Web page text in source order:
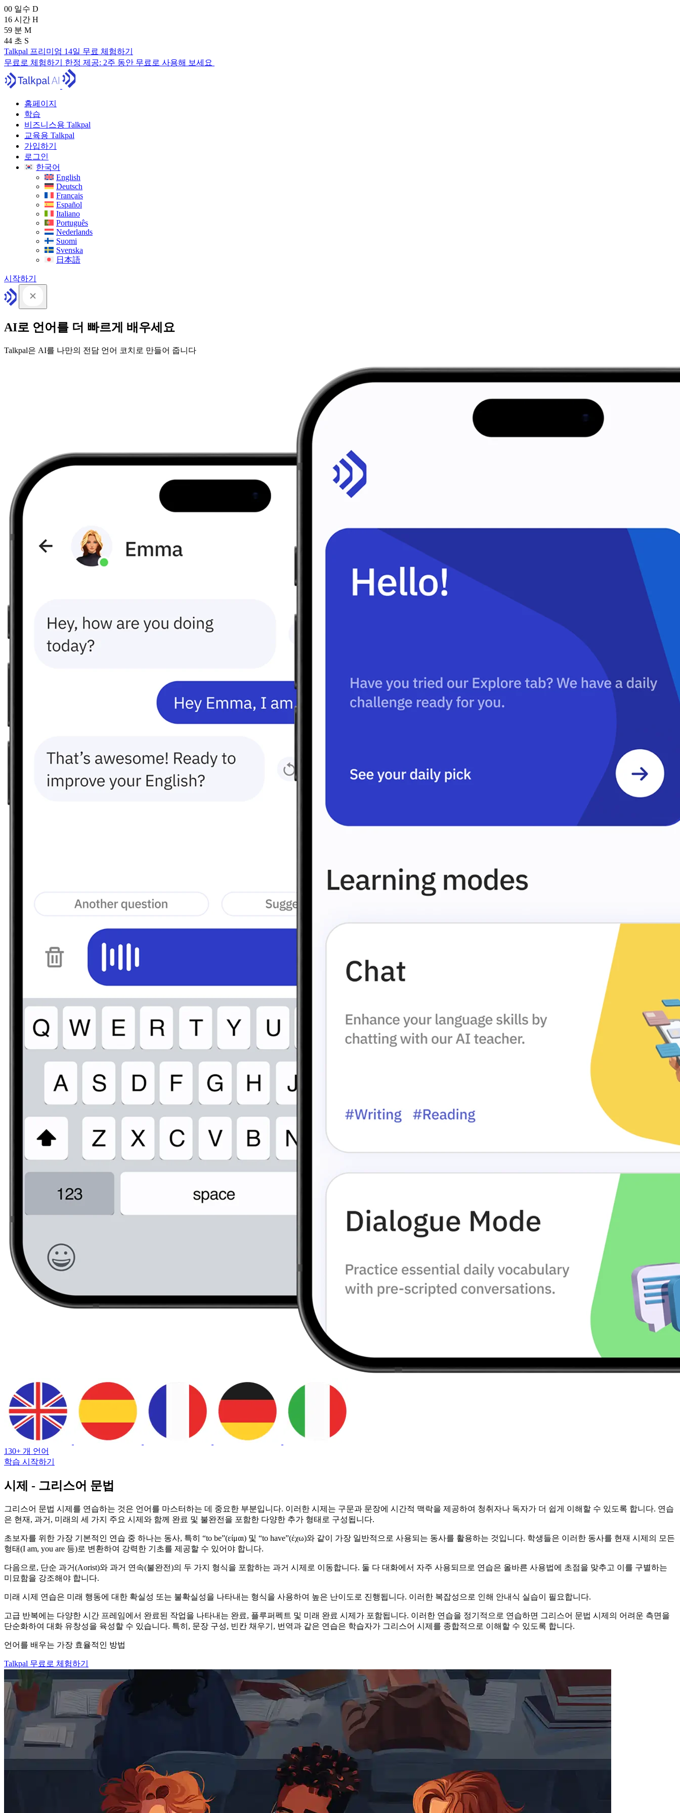
00 일수 D
16 시간 H
59 분 M
42 초 S
Talkpal 프리미엄 14일 무료 체험하기
무료로 체험하기 한정 제공: 2주 동안 무료로 사용해 보세요
홈페이지
학습
비즈니스용 Talkpal
교육용 Talkpal
가입하기
로그인
한국어
English
Deutsch
Français
Español
Italiano
Português
Nederlands
Suomi
Svenska
日本語
시작하기
AI로 언어를 더 빠르게 배우세요
Talkpal은 AI를 나만의 전담 언어 코치로 만들어 줍니다
130+ 개 언어
학습 시작하기
시제 - 그리스어 문법
그리스어 문법 시제를 연습하는 것은 언어를 마스터하는 데 중요한 부분입니다. 이러한 시제는 구문과 문장에 시간적 맥락을 제공하여 청취자나 독자가 더 쉽게 이해할 수 있도록 합니다. 연습
은 현재, 과거, 미래의 세 가지 주요 시제와 함께 완료 및 불완전을 포함한 다양한 추가 형태로 구성됩니다.
초보자를 위한 가장 기본적인 연습 중 하나는 동사, 특히 “to be”(είμαι) 및 “to have”(έχω)와 같이 가장 일반적으로 사용되는 동사를 활용하는 것입니다. 학생들은 이러한 동사를 현재 시제의 모든
형태(I am, you are 등)로 변환하여 강력한 기초를 제공할 수 있어야 합니다.
다음으로, 단순 과거(Aorist)와 과거 연속(불완전)의 두 가지 형식을 포함하는 과거 시제로 이동합니다. 둘 다 대화에서 자주 사용되므로 연습은 올바른 사용법에 초점을 맞추고 이를 구별하는
미묘함을 강조해야 합니다.
미래 시제 연습은 미래 행동에 대한 확실성 또는 불확실성을 나타내는 형식을 사용하여 높은 난이도로 진행됩니다. 이러한 복잡성으로 인해 안내식 실습이 필요합니다.
고급 반복에는 다양한 시간 프레임에서 완료된 작업을 나타내는 완료, 플루퍼펙트 및 미래 완료 시제가 포함됩니다. 이러한 연습을 정기적으로 연습하면 그리스어 문법 시제의 어려운 측면을
단순화하여 대화 유창성을 육성할 수 있습니다. 특히, 문장 구성, 빈칸 채우기, 번역과 같은 연습은 학습자가 그리스어 시제를 종합적으로 이해할 수 있도록 합니다.
언어를 배우는 가장 효율적인 방법
Talkpal 무료로 체험하기